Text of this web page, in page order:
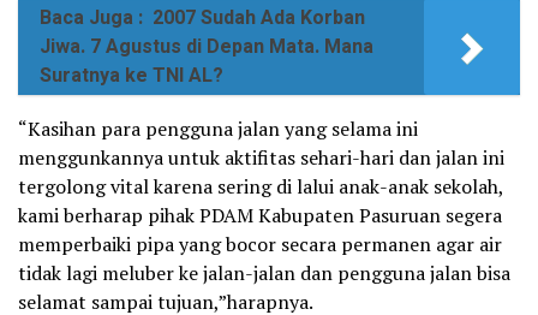
Baca Juga : 2007 Sudah Ada Korban
Jiwa. 7 Agustus di Depan Mata. Mana
Suratnya ke TNI AL?
“Kasihan para pengguna jalan yang selama ini
menggunkannya untuk aktifitas sehari-hari dan jalan ini
tergolong vital karena sering di lalui anak-anak sekolah,
kami berharap pihak PDAM Kabupaten Pasuruan segera
memperbaiki pipa yang bocor secara permanen agar air
tidak lagi meluber ke jalan-jalan dan pengguna jalan bisa
selamat sampai tujuan,”harapnya.